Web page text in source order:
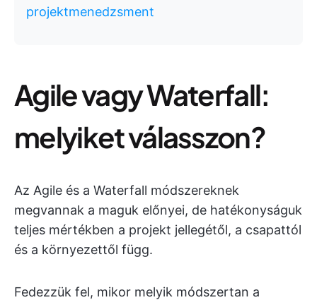
projektmenedzsment
Agile vagy Waterfall:
melyiket válasszon?
Az Agile és a Waterfall módszereknek
megvannak a maguk előnyei, de hatékonyságuk
teljes mértékben a projekt jellegétől, a csapattól
és a környezettől függ.
Fedezzük fel, mikor melyik módszertan a